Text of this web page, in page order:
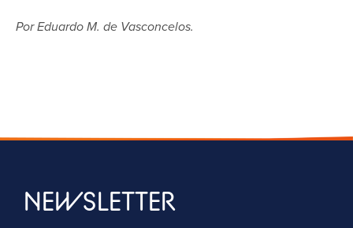
Por Eduardo M. de Vasconcelos.
NEWSLETTER